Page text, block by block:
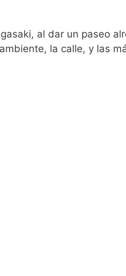
al dar un paseo
la calle, y las